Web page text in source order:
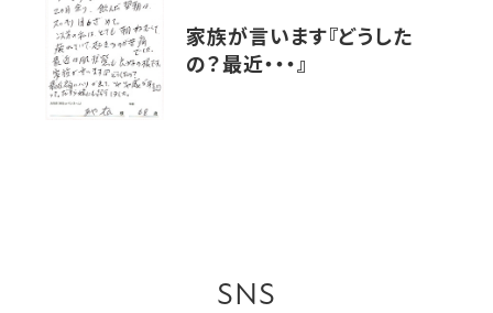
家族が言います『どうした
の？最近・・・』
SNS